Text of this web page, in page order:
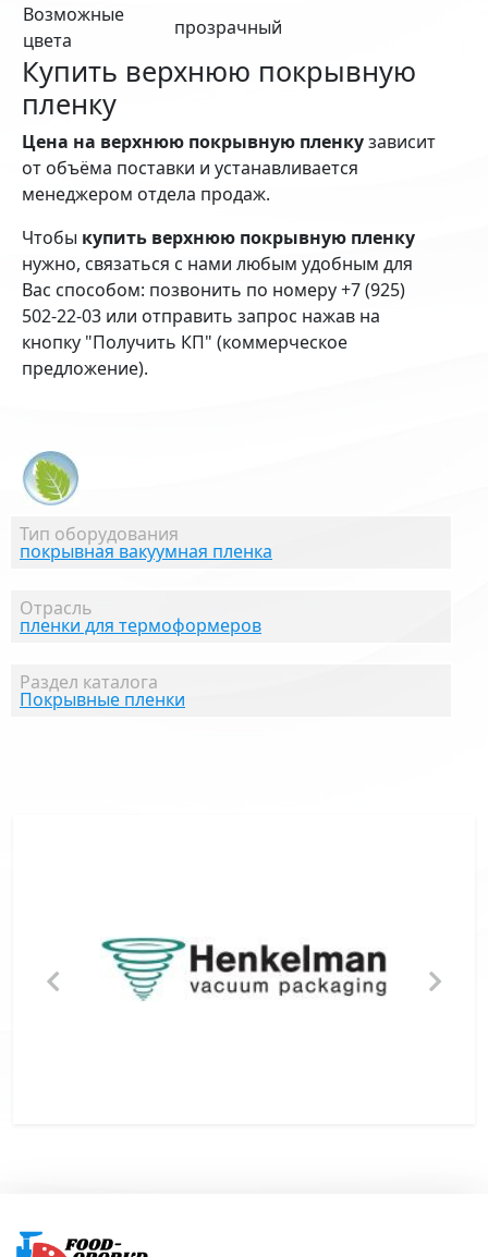
Тип оборудования
покрывная вакуумная пленка
Отрасль
пленки для термоформеров
Раздел каталога
Покрывные пленки
Возможные
цвета
прозрачный
Купить верхнюю покрывную
пленку
Цена на верхнюю покрывную пленкузависит
от объёма поставки и устанавливается
менеджером отдела продаж.
Чтобы купить верхнюю покрывную пленку
нужно, связаться с нами любым удобным для
Вас способом: позвонить по номеру +7 (925)
502-22-03 или отправить запрос нажав на
кнопку "Получить КП" (коммерческое
предложение).